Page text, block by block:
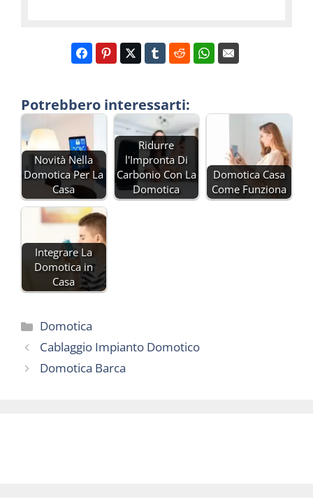
Potrebbero interessarti:
Novità Nella
Domotica Per La
Casa
Ridurre
l'Impronta Di
Carbonio Con La
Domotica
Domotica Casa
Come Funziona
Integrare La
Domotica in
Casa
Categorie
Domotica
Cablaggio Impianto Domotico
Domotica Barca